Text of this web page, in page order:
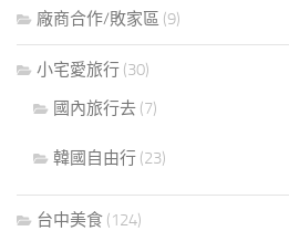
廠商合作/敗家區 (9)
小宅愛旅行 (30)
國內旅行去 (7)
韓國自由行 (23)
台中美食 (124)